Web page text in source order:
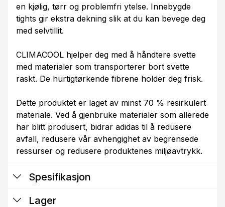
en kjølig, tørr og problemfri ytelse. Innebygde
tights gir ekstra dekning slik at du kan bevege deg
med selvtillit.
CLIMACOOL hjelper deg med å håndtere svette
med materialer som transporterer bort svette
raskt. De hurtigtørkende fibrene holder deg frisk.
Dette produktet er laget av minst 70 % resirkulert
materiale. Ved å gjenbruke materialer som allerede
har blitt produsert, bidrar adidas til å redusere
avfall, redusere vår avhengighet av begrensede
ressurser og redusere produktenes miljøavtrykk.
Spesifikasjon
Lager